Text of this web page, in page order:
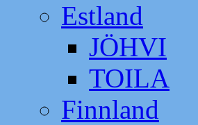
Estland
JÖHVI
TOILA
Finnland